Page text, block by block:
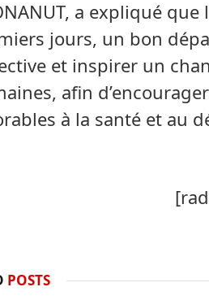
a expliqué
jours, un bon
et inspirer un
afin
à la santé et au
POSTS